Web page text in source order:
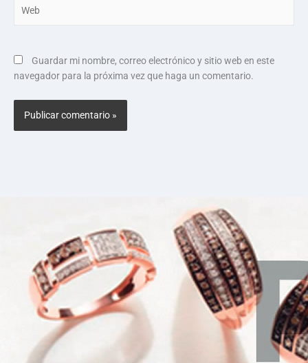
Guardar mi nombre, correo electrónico y sitio web en este
navegador para la próxima vez que haga un comentario.